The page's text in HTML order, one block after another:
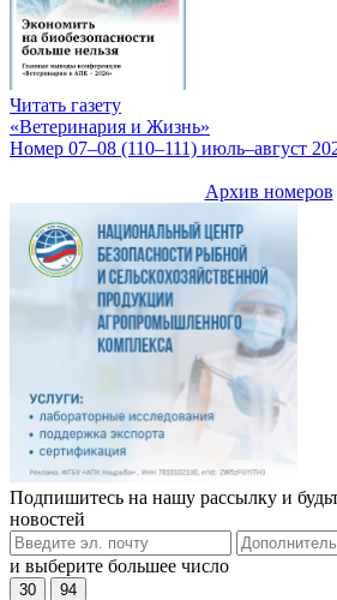
Читать газету
«Ветеринария и Жизнь»
Номер 07–08 (110–111) июль–август
Архив номеров
Подпишитесь на нашу рассылку и
новостей
и выберите большее число
30 94